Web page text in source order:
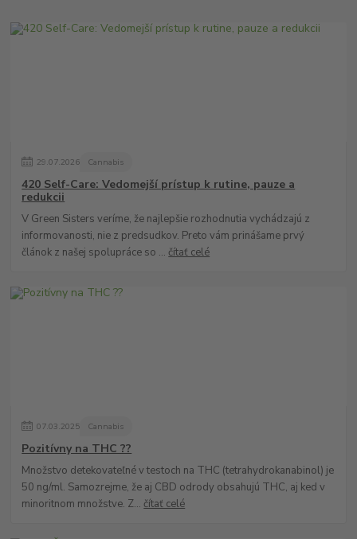
29.07.2026 Cannabis
420 Self-Care: Vedomejší prístup k rutine, pauze a
redukcii
V Green Sisters veríme, že najlepšie rozhodnutia vychádzajú z
informovanosti, nie z predsudkov. Preto vám prinášame prvý
článok z našej spolupráce so ... čítať celé
07.03.2025 Cannabis
Pozitívny na THC ??
Množstvo detekovateľné v testoch na THC (tetrahydrokanabinol) je
50 ng/ml. Samozrejme, že aj CBD odrody obsahujú THC, aj ked v
minoritnom množstve. Z... čítať celé